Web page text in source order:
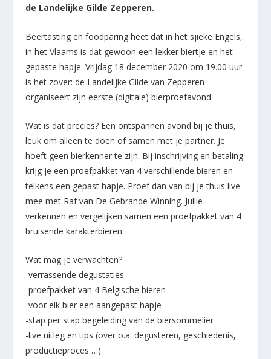
de Landelijke Gilde Zepperen.
Beertasting en foodparing heet dat in het sjieke Engels,
in het Vlaams is dat gewoon een lekker biertje en het
gepaste hapje. Vrijdag 18 december 2020 om 19.00 uur
is het zover: de Landelijke Gilde van Zepperen
organiseert zijn eerste (digitale) bierproefavond.
Wat is dat precies? Een ontspannen avond bij je thuis,
leuk om alleen te doen of samen met je partner. Je
hoeft geen bierkenner te zijn. Bij inschrijving en betaling
krijg je een proefpakket van 4 verschillende bieren en
telkens een gepast hapje. Proef dan van bij je thuis live
mee met Raf van De Gebrande Winning. Jullie
verkennen en vergelijken samen een proefpakket van 4
bruisende karakterbieren.
Wat mag je verwachten?
-verrassende degustaties
-proefpakket van 4 Belgische bieren
-voor elk bier een aangepast hapje
-stap per stap begeleiding van de biersommelier
-live uitleg en tips (over o.a. degusteren, geschiedenis,
productieproces …)